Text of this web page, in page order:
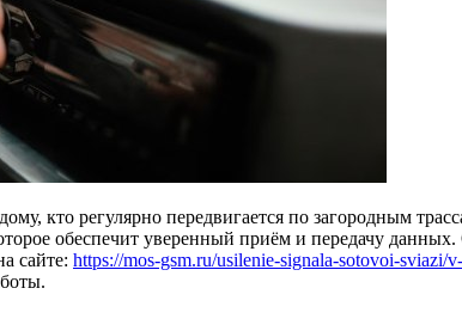
кто регулярно передвигается по загородным
обеспечит уверенный приём и передачу
сайте: https://mos-gsm.ru/usilenie-signala-sotovoi-sviazi/